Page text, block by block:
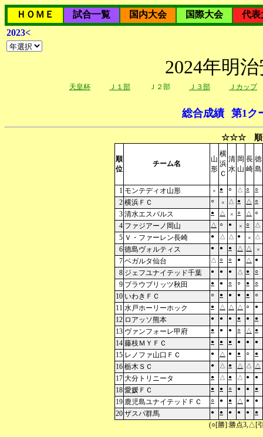
ＨＯＭＥ 試合一覧 国内大会 国際大会
代表
2023<
2024年明
天皇杯 Ｊ１部 Ｊ２部 Ｊ３部 Ｊカップ
総合成績 第1ク
☆☆☆ 順
順
位
チーム名
山
形
横
浜
Ｃ
清
水
岡
山
長
崎
徳
島
1 モンテディオ山形 × ● ○ △ ○ ○
2 横浜ＦＣ ○ × △ ● △ ○
3 清水エスパルス ● △ × ○ △ ○
4 ファジアーノ岡山 △ ○ ● × ○ △
5 Ｖ・ファーレン長崎 ● △ △ ● × △
6 徳島ヴォルティス ● ● ● △ △ ×
7 ベガルタ仙台 △ ○ ○ ● △ ●
8 ジェフユナイテッド千葉 ● ● ● △ ● ○
9 ブラウブリッツ秋田 ● ● ○ ○ ● ○
10 いわきＦＣ ○ ● ● ● ● ○
11 水戸ホーリーホック ● △ △ △ ○ ●
12 ロアッソ熊本 ● ● ● ● ● ●
13 ヴァンフォーレ甲府 ● ● ● ○ △ ●
14 藤枝ＭＹＦＣ ● ● ● ● ● ●
15 レノファ山口ＦＣ ● △ ● ● ○ ●
16 栃木ＳＣ ● △ ● △ △ △
17 大分トリニータ ● △ ● △ ● ●
18 愛媛ＦＣ ● ● ○ ● ● ●
19 鹿児島ユナイテッドＦＣ ○ ● ● △ ● ●
20 ザスパ群馬 ● ● ● ● ● ●
(○[勝]:勝点3,△[